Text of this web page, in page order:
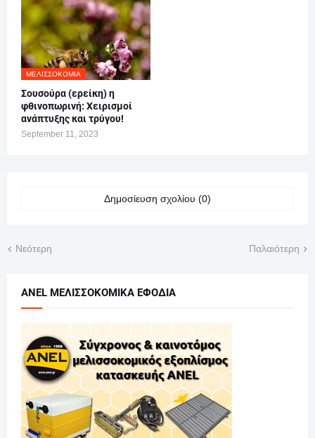
ΜΕΛΙΣΣΟΚΟΜΊΑ
Σουσούρα (ερείκη) η
φθινοπωρινή: Χειρισμοί
ανάπτυξης και τρύγου!
September 11, 2023
Δημοσίευση σχολίου (0)
Νεότερη Παλαιότερη
ANEL ΜΕΛΙΣΣΟΚΟΜΙΚΑ ΕΦΟΔΙΑ